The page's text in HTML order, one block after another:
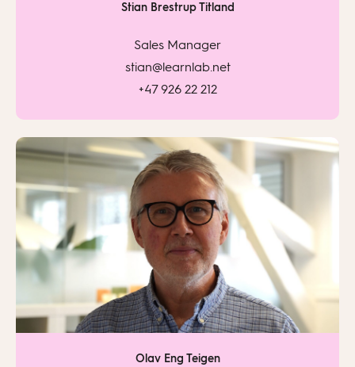
Stian Brestrup Titland
Sales Manager
stian@learnlab.net
+47 926 22 212
Olav Eng Teigen